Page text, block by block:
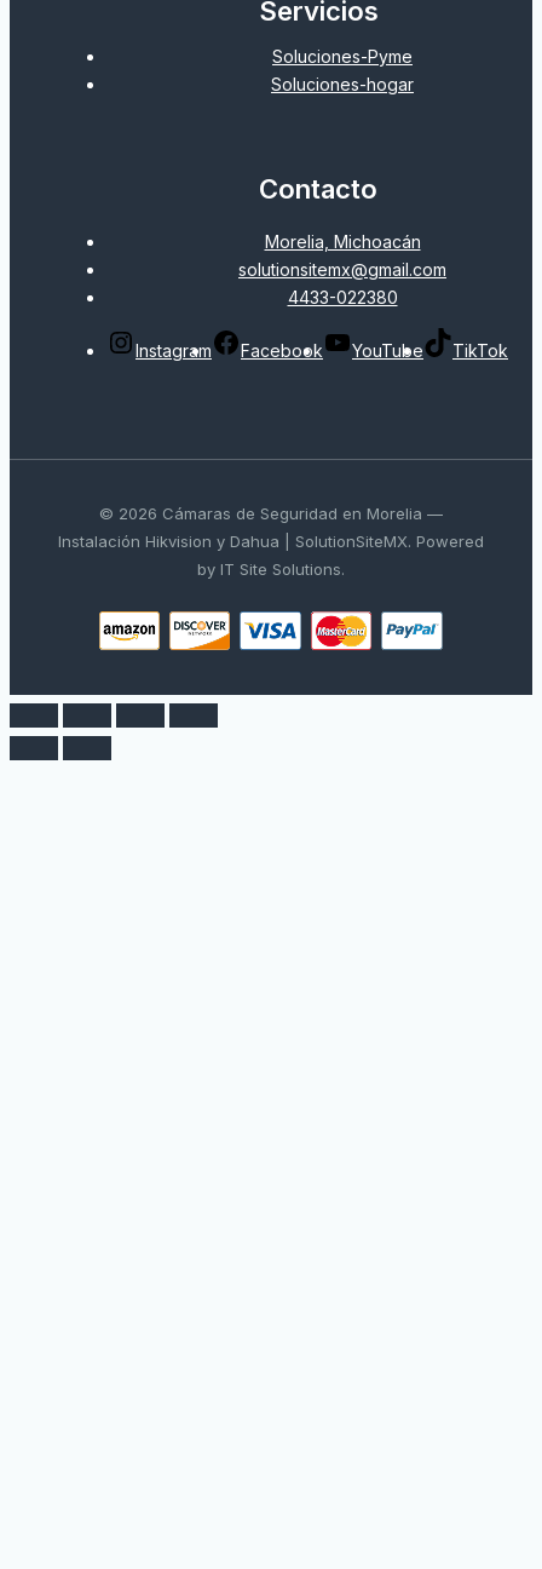
Servicios
Soluciones-Pyme
Soluciones-hogar
Contacto
Morelia, Michoacán
solutionsitemx@gmail.com
4433-022380
Instagram Facebook YouTube TikTok
© 2026 Cámaras de Seguridad en Morelia —
Instalación Hikvision y Dahua | SolutionSiteMX. Powered
by IT Site Solutions.